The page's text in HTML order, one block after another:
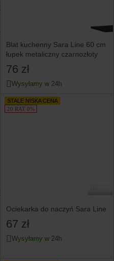
Blat kuchenny Sara Line 60 cm
łupek metaliczny czarnozłoty
76 zł
Wysyłamy w 24h
STALE NISKA CENA
20 RAT 0%
Ociekarka do naczyń Sara Line
67 zł
Wysyłamy w 24h